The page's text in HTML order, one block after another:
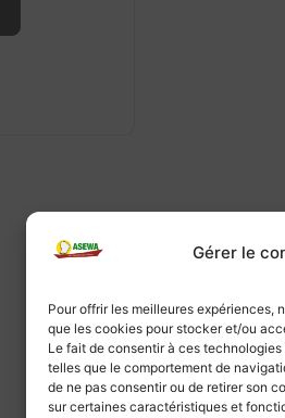
Gérer le
Pour offrir les meilleures expériences,
que les cookies pour stocker et/ou
Le fait de consentir à ces
telles que le comportement de
de ne pas consentir ou de retirer son
sur certaines caractéristiques et